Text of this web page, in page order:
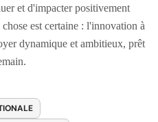
et d'impacter positivement
est certaine : l'innovation à
dynamique et ambitieux, prêt